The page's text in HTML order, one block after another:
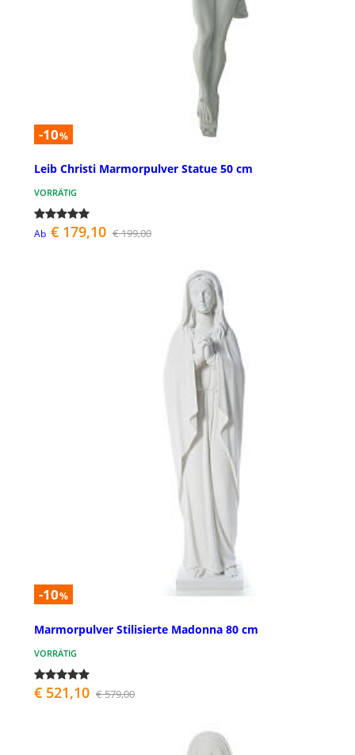
-10%
Leib Christi Marmorpulver Statue 50 cm
VORRÄTIG
Ab € 179,10 € 199,00
-10%
Marmorpulver Stilisierte Madonna 80 cm
VORRÄTIG
€ 521,10 € 579,00